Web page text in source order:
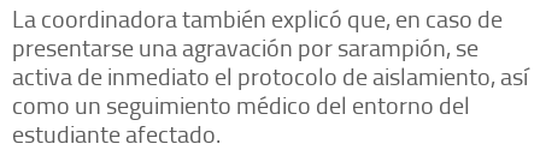
La coordinadora también explicó que, en caso de
presentarse una agravación por sarampión, se
activa de inmediato el protocolo de aislamiento, así
como un seguimiento médico del entorno del
estudiante afectado.